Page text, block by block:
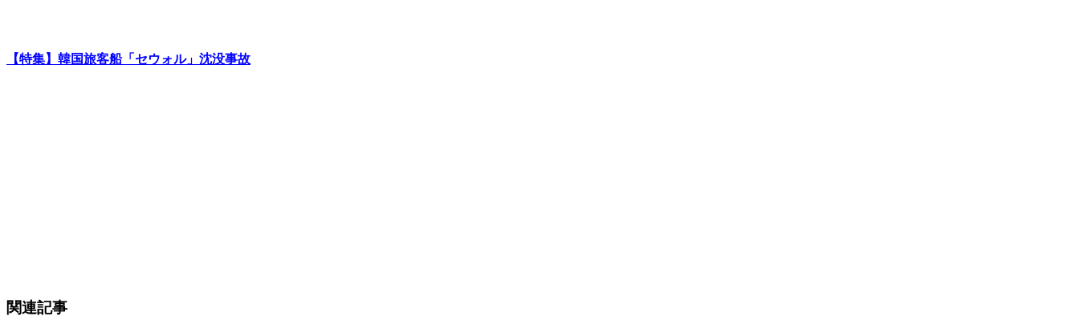
【特集】韓国旅客船「セウォル」沈没事故
関連記事